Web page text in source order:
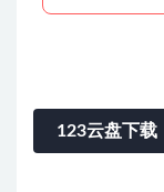
123云盘下载